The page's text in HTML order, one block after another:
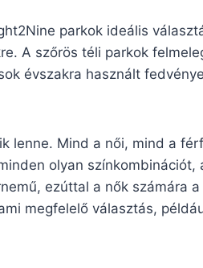
parkok ideális
A szőrös téli parkok
évszakra használt
lenne. Mind a női, mind a
olyan
ezúttal a nők számára
megfelelő választás,